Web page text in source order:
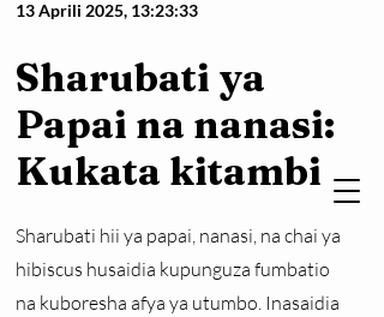
13 Aprili 2025, 13:23:33
Sharubati ya
Papai na nanasi:
Kukata kitambi
Sharubati hii ya papai, nanasi, na chai ya
hibiscus husaidia kupunguza fumbatio
na kuboresha afya ya utumbo. Inasaidia